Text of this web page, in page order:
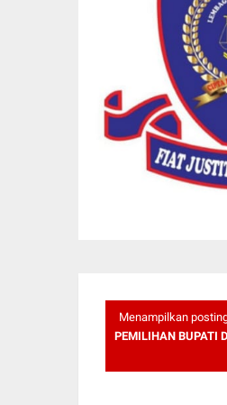
Menampilkan
PEMILIHAN BUPATI